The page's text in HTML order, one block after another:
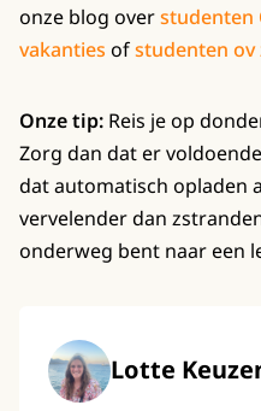
onze blog overstudenten
vakanties ofstudenten
Onze tip: Reis je op
Zorg dan dat er
dat automatisch opladen
vervelender dan
onderweg bent naar een
Lotte